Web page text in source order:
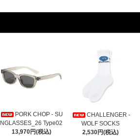
PORK CHOP - SU
NGLASSES_26 Type02
13,970円(税込)
CHALLENGER -
WOLF SOCKS
2,530円(税込)